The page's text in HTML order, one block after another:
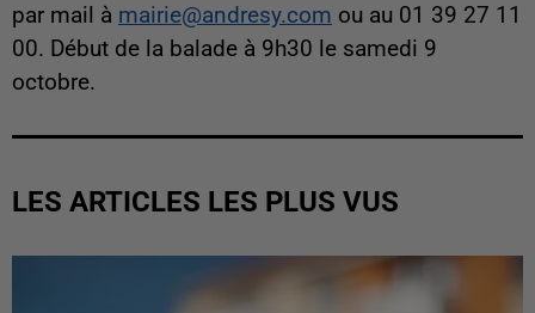
par mail à mairie@andresy.com ou au 01 39 27 11
00. Début de la balade à 9h30 le samedi 9
octobre.
LES ARTICLES LES PLUS VUS